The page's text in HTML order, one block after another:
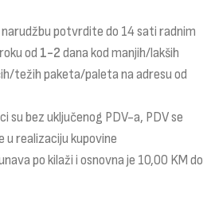
potvrdite do 14 sati radnim
od 1-2 dana kod manjih/lakših
težih paketa/paleta na adresu od
su bez uključenog PDV-a, PDV se
u realizaciju kupovine
po kilaži i osnovna je 10,00 KM do